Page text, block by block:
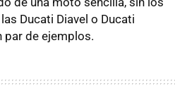
Ducati Diavel o Ducati
par de ejemplos.